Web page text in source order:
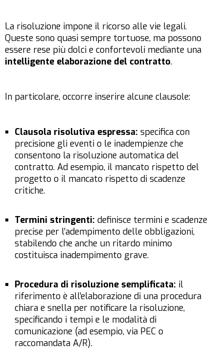
La risoluzione impone il ricorso alle vie legali.
Queste sono quasi sempre tortuose, ma possono
essere rese più dolci e confortevoli mediante una
intelligente elaborazione del contratto.
In particolare, occorre inserire alcune clausole:
Clausola risolutiva espressa: specifica con
precisione gli eventi o le inadempienze che
consentono la risoluzione automatica del
contratto. Ad esempio, il mancato rispetto del
progetto o il mancato rispetto di scadenze
critiche.
Termini stringenti: definisce termini e scadenze
precise per l’adempimento delle obbligazioni,
stabilendo che anche un ritardo minimo
costituisca inadempimento grave.
Procedura di risoluzione semplificata: il
riferimento è all’elaborazione di una procedura
chiara e snella per notificare la risoluzione,
specificando i tempi e le modalità di
comunicazione (ad esempio, via PEC o
raccomandata A/R).